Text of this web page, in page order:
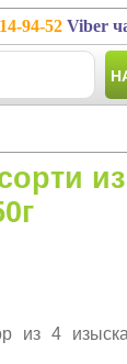
94-52 Viber
из
из 4